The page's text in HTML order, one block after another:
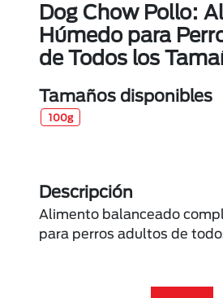
Dog Chow Pollo:
Húmedo para
de Todos los
Tamaños disponibles
100g
Descripción
Alimento balanceado
para perros adultos de